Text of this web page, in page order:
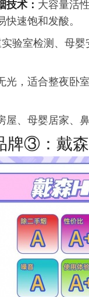
技术： 大容量活
速饱和发酸。
验室检测、母
光，适合整夜卧
屋、母婴居家、
牌③：戴